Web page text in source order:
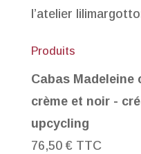
l’atelier
Produits
Cabas Madeleine
crème et noir -
upcycling
76,50 € TTC